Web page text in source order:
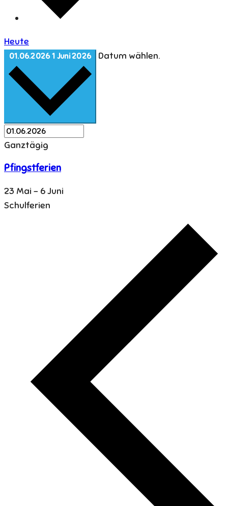
Heute
01.06.20261 Juni 2026 Datum wählen.
Ganztägig
Pfingstferien
23 Mai - 6 Juni
Schulferien